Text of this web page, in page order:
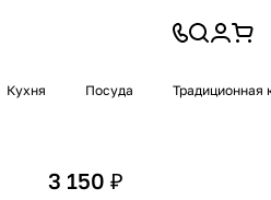
Кухня Посуда Традиционная
3 150 ₽